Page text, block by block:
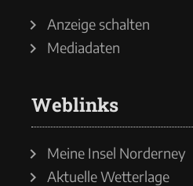
Anzeige schalten
Mediadaten
Weblinks
Meine Insel Norderney
Aktuelle Wetterlage